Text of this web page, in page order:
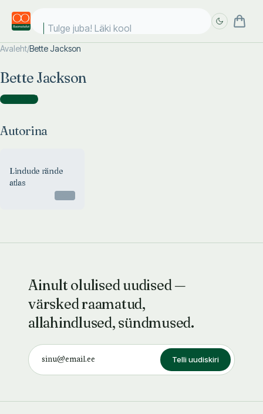
Tulge juba! Läki kooli
Avaleht/Bette Jackson
Bette Jackson
Autorina )
Autorina
Lindude rände
atlas
Ainult olulised uudised —
värsked raamatud,
allahindlused, sündmused.
Telli uudiskiri